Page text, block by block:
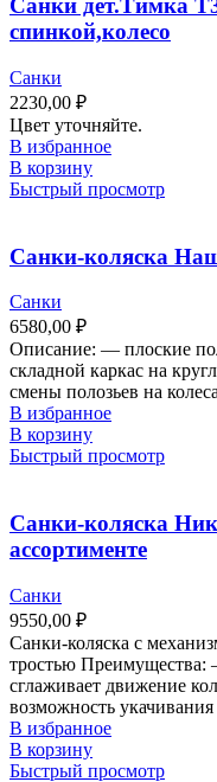
Санки дет.Тимка
спинкой,колесо
Санки
2230,00 ₽
Цвет уточняйте.
В избранное
В корзину
Быстрый просмотр
Санки-коляска
Санки
6580,00 ₽
Описание: — плоские
складной каркас на
смены полозьев на
В избранное
В корзину
Быстрый просмотр
Санки-коляска
ассортименте
Санки
9550,00 ₽
Санки-коляска с
тростью Преимущества:
сглаживает движение
возможность укачивания
В избранное
В корзину
Быстрый просмотр